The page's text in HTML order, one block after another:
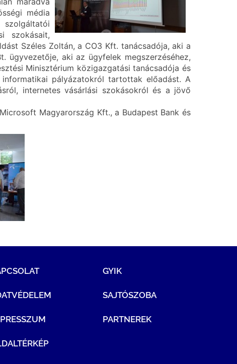
média
szokásait,
Széles Zoltán, a CO3 Kft. tanácsadója, aki a
ügyvezetője, aki az ügyfelek megszerzéséhez,
Minisztérium közigazgatási tanácsadója és
informatikai pályázatokról tartottak előadást. A
internetes vásárlási szokásokról és a jövő
Magyarország Kft., a Budapest Bank és
GYIK
SAJTÓSZOBA
PARTNEREK